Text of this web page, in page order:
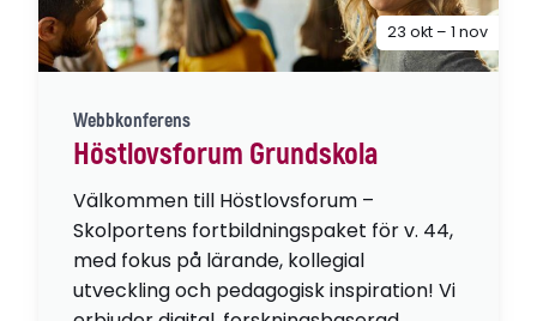
Webbkonferens
Höstlovsforum Grundskola
Välkommen till Höstlovsforum –
Skolportens fortbildningspaket för v. 44,
med fokus på lärande, kollegial
utveckling och pedagogisk inspiration! Vi
23 okt – 1 nov